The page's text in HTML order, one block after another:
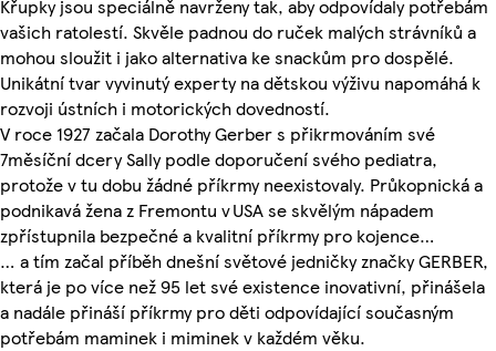
Křupky jsou speciálně navrženy tak, aby odpovídaly potřebám
vašich ratolestí. Skvěle padnou do ruček malých strávníků a
mohou sloužit i jako alternativa ke snackům pro dospělé.
Unikátní tvar vyvinutý experty na dětskou výživu napomáhá k
rozvoji ústních i motorických dovedností.
V roce 1927 začala Dorothy Gerber s přikrmováním své
7měsíční dcery Sally podle doporučení svého pediatra,
protože v tu dobu žádné příkrmy neexistovaly. Průkopnická a
podnikavá žena z Fremontu v USA se skvělým nápadem
zpřístupnila bezpečné a kvalitní příkrmy pro kojence…
… a tím začal příběh dnešní světové jedničky značky GERBER,
která je po více než 95 let své existence inovativní, přinášela
a nadále přináší příkrmy pro děti odpovídající současným
potřebám maminek i miminek v každém věku.